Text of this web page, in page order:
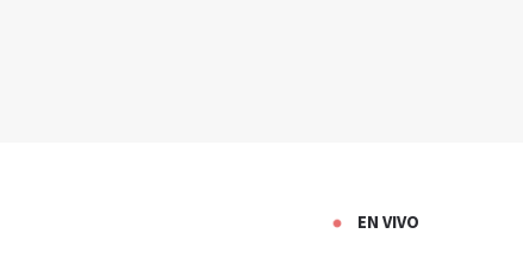
EN VIVO